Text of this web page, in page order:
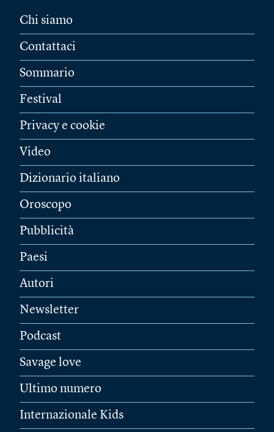
Chi siamo
Contattaci
Sommario
Festival
Privacy e cookie
Video
Dizionario italiano
Oroscopo
Pubblicità
Paesi
Autori
Newsletter
Podcast
Savage love
Ultimo numero
Internazionale Kids